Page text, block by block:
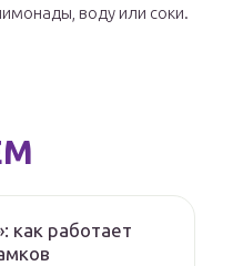
воду или соки.
как работает